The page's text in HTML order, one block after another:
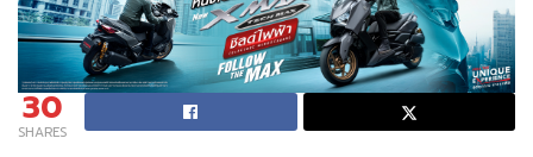
30
SHARES